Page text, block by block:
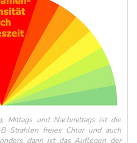
Mittags und Nachmittags ist die
Strahlen freies Chlor und auch
dann ist das Auflegen der